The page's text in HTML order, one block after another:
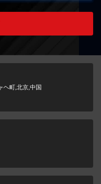
ヘ町,北京,中国